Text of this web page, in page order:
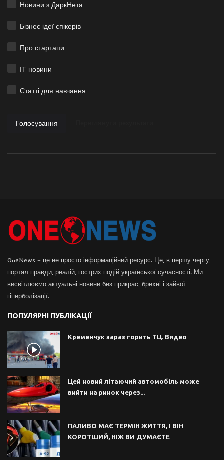
Новини з ДаркНета
Бізнес ідеї спікерів
Про стартапи
ІТ новини
Статті для навчання
Голосування
OneNews – це не просто інформаційний ресурс. Це, в першу чергу,
портал правди, реалій, гострих подій української сучасності. Ми
висвітлюємо актуальні новини без прикрас, брехні і зайвої
гіперболізації.
ПОПУЛЯРНІ ПУБЛІКАЦІЇ
Кременчук зараз горить ТЦ. Видео
Цей новий літаючий автомобіль може
вийти на ринок через...
ПАЛИВО МАЄ ТЕРМІН ЖИТТЯ, І ВІН
КОРОТШИЙ, НІЖ ВИ ДУМАЄТЕ